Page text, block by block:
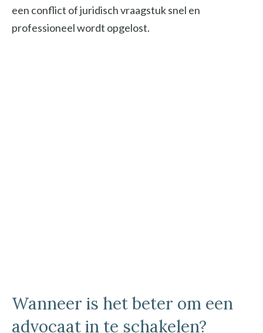
een conflict of juridisch vraagstuk snel en
professioneel wordt opgelost.
Wanneer is het beter om een
advocaat in te schakelen?